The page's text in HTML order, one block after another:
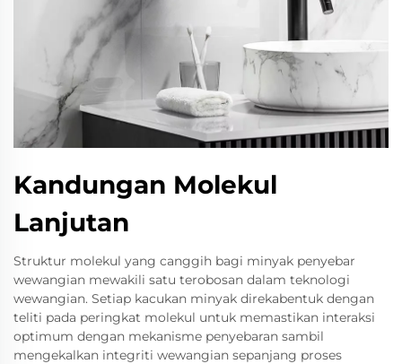
Kandungan Molekul
Lanjutan
Struktur molekul yang canggih bagi minyak penyebar
wewangian mewakili satu terobosan dalam teknologi
wewangian. Setiap kacukan minyak direkabentuk dengan
teliti pada peringkat molekul untuk memastikan interaksi
optimum dengan mekanisme penyebaran sambil
mengekalkan integriti wewangian sepanjang proses